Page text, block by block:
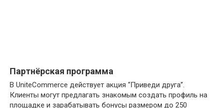
Партнёрская программа
В UniteCommerce действует акция “Приведи друга”.
Клиенты могут предлагать знакомым создать профиль на
площадке и зарабатывать бонусы размером до 250